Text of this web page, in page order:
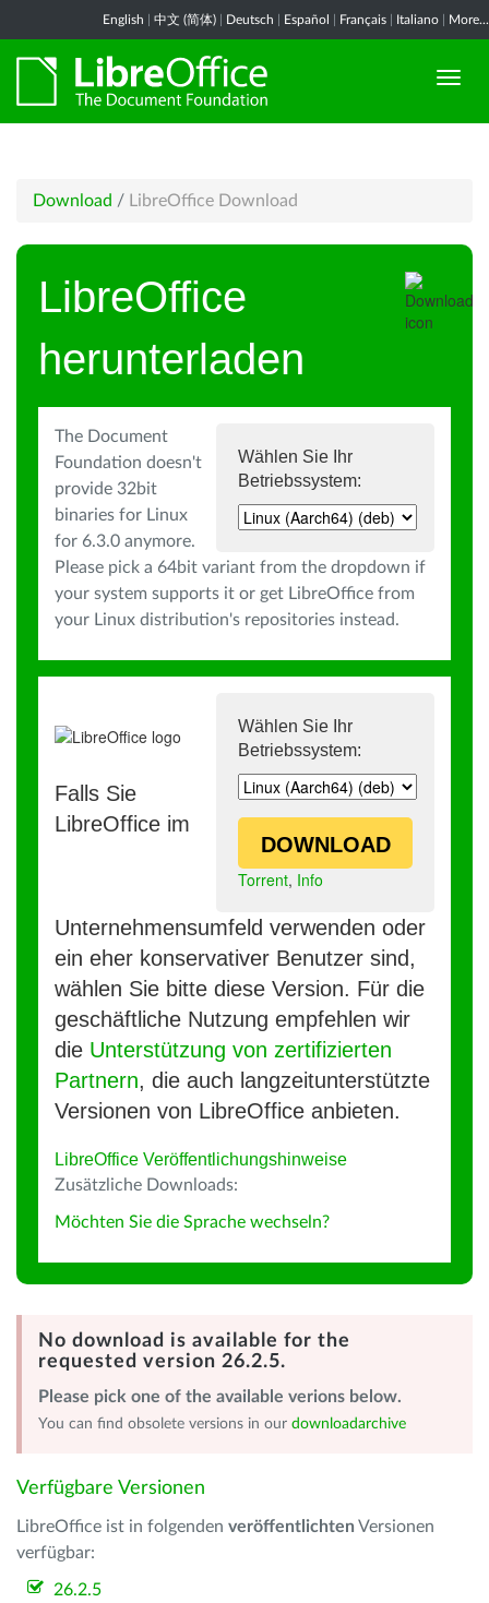
English 中文 (简体) Deutsch Español Français Italiano More...
Download / LibreOffice Download
LibreOffice
herunterladen
Wählen Sie Ihr
Betriebssystem:
The Document
Foundation doesn't
provide 32bit
binaries for Linux
for 6.3.0 anymore.
Please pick a 64bit variant from the dropdown if
your system supports it or get LibreOffice from
your Linux distribution's repositories instead.
Wählen Sie Ihr
Betriebssystem:
DOWNLOAD
Torrent, Info
Falls Sie
LibreOffice im
Unternehmensumfeld verwenden oder
ein eher konservativer Benutzer sind,
wählen Sie bitte diese Version. Für die
geschäftliche Nutzung empfehlen wir
die Unterstützung von zertifizierten
Partnern, die auch langzeitunterstützte
Versionen von LibreOffice anbieten.
LibreOffice Veröffentlichungshinweise
Zusätzliche Downloads:
Möchten Sie die Sprache wechseln?
No download is available for the
requested version 26.2.5.
Please pick one of the available verions below.
You can find obsolete versions in our downloadarchive
Verfügbare Versionen
LibreOffice ist in folgenden veröffentlichten Versionen
verfügbar:
26.2.5